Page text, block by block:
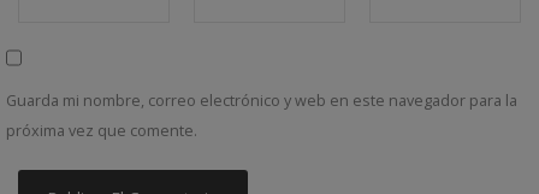
Guarda mi nombre, correo electrónico y web en este navegador para la
próxima vez que comente.